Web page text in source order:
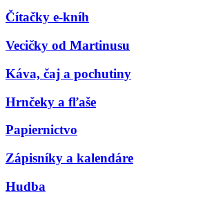
Čítačky e-kníh
Vecičky od Martinusu
Káva, čaj a pochutiny
Hrnčeky a fľaše
Papiernictvo
Zápisníky a kalendáre
Hudba